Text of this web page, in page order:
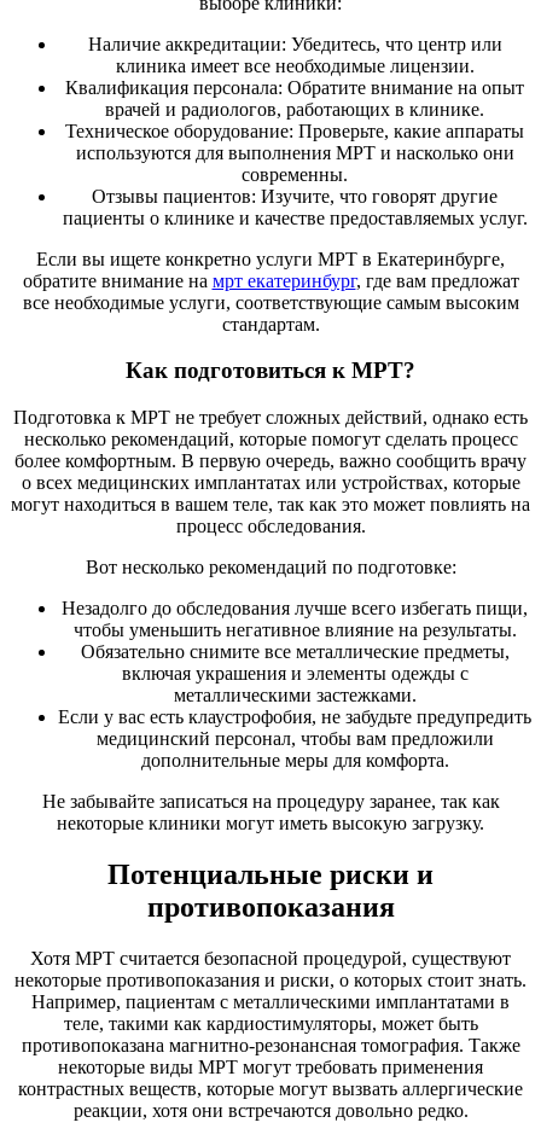
Наличие аккредитации: Убедитесь, что центр или
клиника имеет все необходимые лицензии.
Квалификация персонала: Обратите внимание на опыт
врачей и радиологов, работающих в клинике.
Техническое оборудование: Проверьте, какие аппараты
используются для выполнения МРТ и насколько они
современны.
Отзывы пациентов: Изучите, что говорят другие
пациенты о клинике и качестве предоставляемых услуг.
Если вы ищете конкретно услуги МРТ в Екатеринбурге,
обратите внимание на мрт екатеринбург, где вам предложат
все необходимые услуги, соответствующие самым высоким
стандартам.
Как подготовиться к МРТ?
Подготовка к МРТ не требует сложных действий, однако есть
несколько рекомендаций, которые помогут сделать процесс
более комфортным. В первую очередь, важно сообщить врачу
о всех медицинских имплантатах или устройствах, которые
могут находиться в вашем теле, так как это может повлиять на
процесс обследования.
Вот несколько рекомендаций по подготовке:
Незадолго до обследования лучше всего избегать пищи,
чтобы уменьшить негативное влияние на результаты.
Обязательно снимите все металлические предметы,
включая украшения и элементы одежды с
металлическими застежками.
Если у вас есть клаустрофобия, не забудьте предупредить
медицинский персонал, чтобы вам предложили
дополнительные меры для комфорта.
Не забывайте записаться на процедуру заранее, так как
некоторые клиники могут иметь высокую загрузку.
Потенциальные риски и
противопоказания
Хотя МРТ считается безопасной процедурой, существуют
некоторые противопоказания и риски, о которых стоит знать.
Например, пациентам с металлическими имплантатами в
теле, такими как кардиостимуляторы, может быть
противопоказана магнитно-резонансная томография. Также
некоторые виды МРТ могут требовать применения
контрастных веществ, которые могут вызвать аллергические
реакции, хотя они встречаются довольно редко.